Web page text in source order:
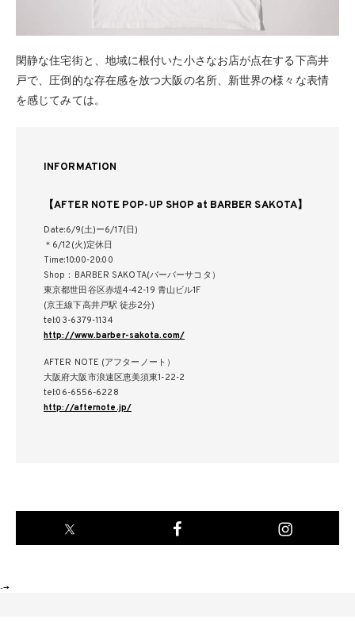
閑静な住宅街と、地域に根付いた小さなお店が点在する下高井
戸で、圧倒的な存在感を放つ大阪の名所、新世界の様々な表情
を感じてみては。
INFORMATION
【AFTER NOTE POP-UP SHOP at BARBER SAKOTA】
Date:6/9(土)ー6/17(日)
＊6/12(火)定休日
Time:10:00-20:00
Shop：BARBER SAKOTA(バーバーサコタ）
東京都世田谷区赤堤4-42-19 青山ビル1F
(京王線下高井戸駅 徒歩2分)
tel:03-6379-1134
http://www.barber-sakota.com/
AFTER NOTE (アフターノート）
大阪府大阪市浪速区恵美須東1-22-2
tel:06-6556-6228
http://afternote.jp/
-->